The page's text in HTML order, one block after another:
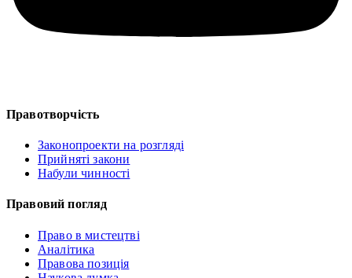
Правотворчість
Законопроекти на розгляді
Прийняті закони
Набули чинності
Правовий погляд
Право в мистецтві
Аналітика
Правова позиція